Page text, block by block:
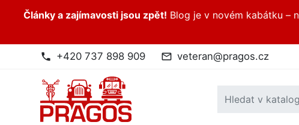
Články a zajímavosti jsou zpět! Blog je v novém kabátku –
phone +420 737 898 909 mail_outline veteran@pragos.cz